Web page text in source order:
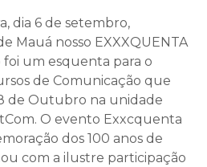
dia 6 de setembro,
Mauá nosso EXXXQUENTA
um esquenta para o
de Comunicação que
de Outubro na unidade
O evento Exxcquenta
dos 100 anos de
com a ilustre participação